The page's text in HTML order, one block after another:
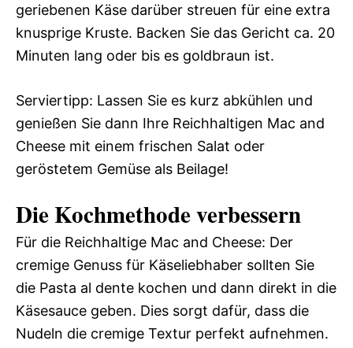
geriebenen Käse darüber streuen für eine extra
knusprige Kruste. Backen Sie das Gericht ca. 20
Minuten lang oder bis es goldbraun ist.
Serviertipp: Lassen Sie es kurz abkühlen und
genießen Sie dann Ihre Reichhaltigen Mac and
Cheese mit einem frischen Salat oder
geröstetem Gemüse als Beilage!
Die Kochmethode verbessern
Für die Reichhaltige Mac and Cheese: Der
cremige Genuss für Käseliebhaber sollten Sie
die Pasta al dente kochen und dann direkt in die
Käsesauce geben. Dies sorgt dafür, dass die
Nudeln die cremige Textur perfekt aufnehmen.